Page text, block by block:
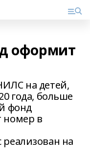
оформит
на детей,
года, больше
фонд
номер в
на